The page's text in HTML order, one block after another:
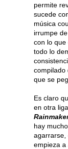
permite
sucede
música
irrumpe
con lo que
todo lo
compilado
que se
Es claro
en otra
hay
agarrarse,
empieza a